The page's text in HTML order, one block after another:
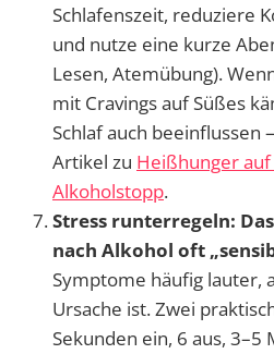
Schlafenszeit, reduziere
und nutze eine kurze
Lesen, Atemübung).
mit Cravings auf Süßes
Schlaf auch
Artikel zu Heißhunger
Alkoholstopp.
Stress runterregeln:
nach Alkohol oft
Symptome häufig lauter,
Ursache ist. Zwei
Sekunden ein, 6 aus, 3–5